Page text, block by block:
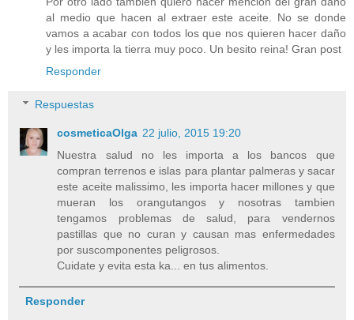
al medio que hacen al extraer este aceite. No se donde
vamos a acabar con todos los que nos quieren hacer daño
y les importa la tierra muy poco. Un besito reina! Gran post
Responder
Respuestas
cosmeticaOlga 22 julio, 2015 19:20
Nuestra salud no les importa a los bancos que
compran terrenos e islas para plantar palmeras y sacar
este aceite malissimo, les importa hacer millones y que
mueran los orangutangos y nosotras tambien
tengamos problemas de salud, para vendernos
pastillas que no curan y causan mas enfermedades
por suscomponentes peligrosos.
Cuidate y evita esta ka... en tus alimentos.
Responder